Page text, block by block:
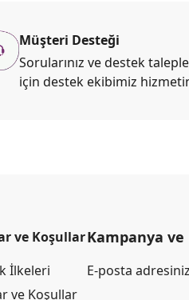
Müşteri Desteği
Sorularınız ve destek
için destek ekibimiz
ve Koşullar
İlkeleri
ve Koşullar
Kampanya ve
E-posta